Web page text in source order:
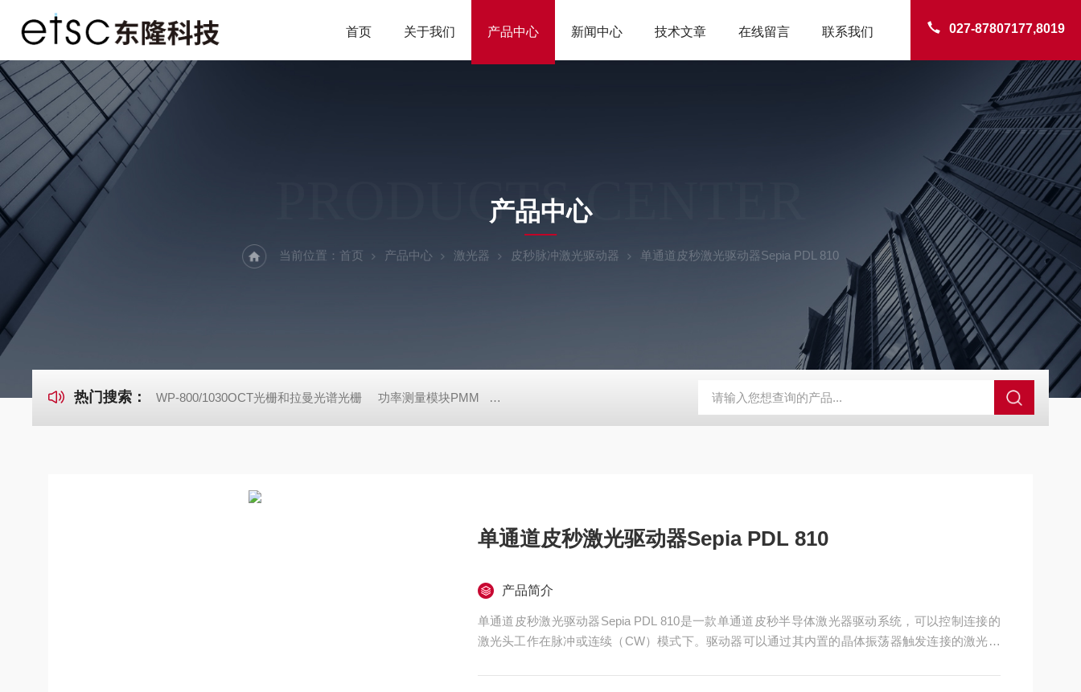
027-87807177,8019
首页 关于我们 产品中心 新闻中心 技术文章 在线留言 联系我们
PRODUCTS CENTER
产品中心
当前位置： 首页 产品中心 激光器 皮秒脉冲激光驱动器 单通道皮秒激光驱动器Sepia PDL 810
热门搜索： WP-800/1030OCT光栅和拉曼光谱光栅 功率测量模块PMM 高性能荧光寿命和稳态光谱仪FluoTime 300 Cube德国Primes激光功率计 HD1624 l/mm@ 871nmOCT光
单通道皮秒激光驱动器Sepia PDL 810
产品简介
单通道皮秒激光驱动器Sepia PDL 810是一款单通道皮秒半导体激光器驱动系统，可以控制连接的
激光头工作在脉冲或连续（CW）模式下。驱动器可以通过其内置的晶体振荡器触发连接的激光头